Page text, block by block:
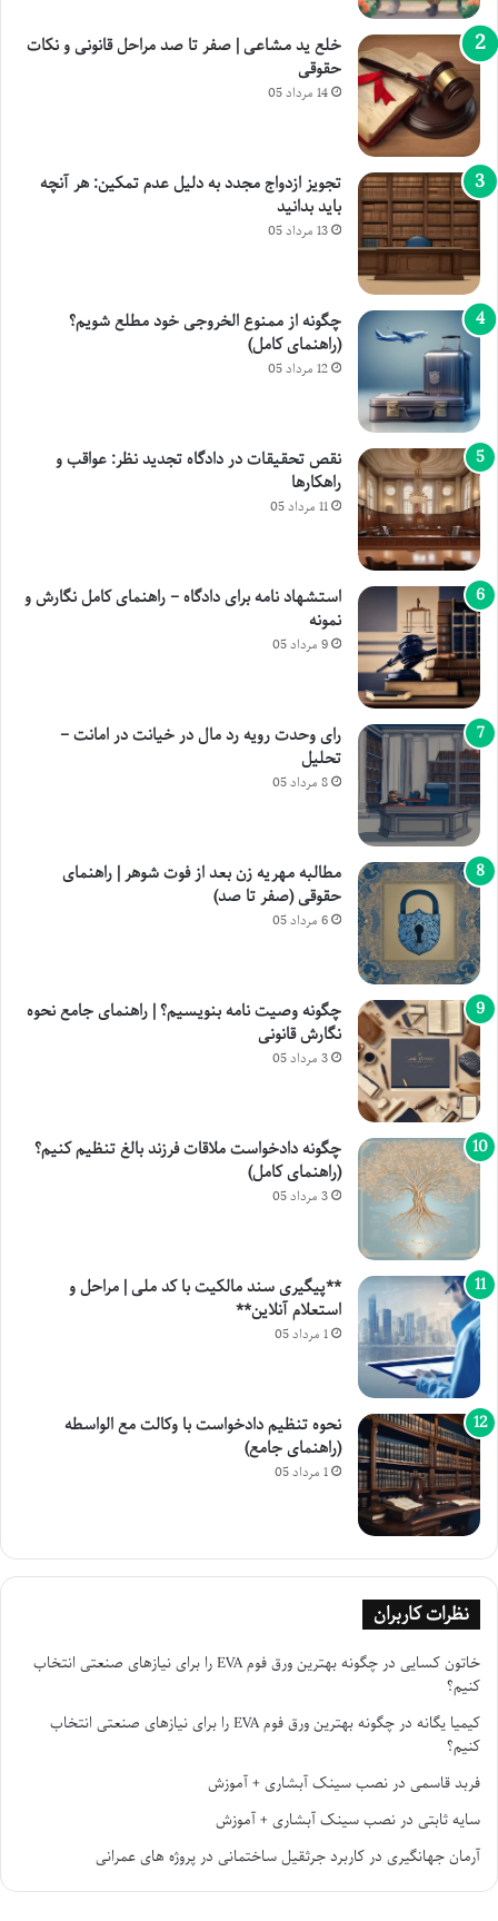
خلع ید مشاعی | صفر تا صد مراحل قانونی و نکات
حقوقی
14 مرداد 05
تجویز ازدواج مجدد به دلیل عدم تمکین: هر آنچه
باید بدانید
13 مرداد 05
چگونه از ممنوع الخروجی خود مطلع شویم؟
(راهنمای کامل)
12 مرداد 05
نقص تحقیقات در دادگاه تجدید نظر: عواقب و
راهکارها
11 مرداد 05
استشهاد نامه برای دادگاه – راهنمای کامل نگارش و
نمونه
9 مرداد 05
رای وحدت رویه رد مال در خیانت در امانت –
تحلیل
8 مرداد 05
مطالبه مهریه زن بعد از فوت شوهر | راهنمای
حقوقی (صفر تا صد)
6 مرداد 05
چگونه وصیت نامه بنویسیم؟ | راهنمای جامع نحوه
نگارش قانونی
3 مرداد 05
چگونه دادخواست ملاقات فرزند بالغ تنظیم کنیم؟
(راهنمای کامل)
3 مرداد 05
**پیگیری سند مالکیت با کد ملی | مراحل و
استعلام آنلاین**
1 مرداد 05
نحوه تنظیم دادخواست با وکالت مع الواسطه
(راهنمای جامع)
1 مرداد 05
نظرات کاربران
خاتون کسایی در
چگونه بهترین ورق فوم EVA را برای نیازهای صنعتی انتخاب
کنیم؟
کیمیا یگانه در
چگونه بهترین ورق فوم EVA را برای نیازهای صنعتی انتخاب
کنیم؟
فربد قاسمی درنصب سینک آبشاری + آموزش
سایه ثابتی درنصب سینک آبشاری + آموزش
آرمان جهانگیری درکاربرد جرثقیل ساختمانی در پروژه های عمرانی